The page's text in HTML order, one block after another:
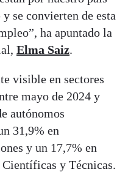
se convierten de esta
ha apuntado la
Elma Saiz.
visible en sectores
mayo de 2024 y
autónomos
31,9% en
y un 17,7% en
y Técnicas.